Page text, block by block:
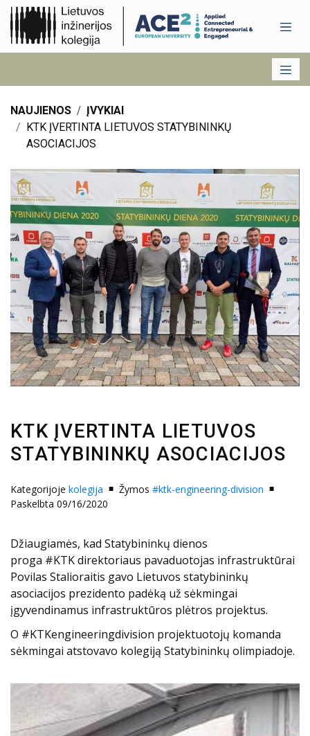
NAUJIENOS
ĮVYKIAI
KTK ĮVERTINTA LIETUVOS STATYBININKŲ
ASOCIACIJOS
KTK ĮVERTINTA LIETUVOS
STATYBININKŲ ASOCIACIJOS
Kategorijoje kolegija Žymos #ktk-engineering-division
Paskelbta 09/16/2020
Džiaugiamės, kad Statybininkų dienos
proga #KTK direktoriaus pavaduotojas infrastruktūrai
Povilas Stalioraitis gavo Lietuvos statybininkų
asociacijos prezidento padėką už sėkmingai
įgyvendinamus infrastruktūros plėtros projektus.
O #KTKengineeringdivision projektuotojų komanda
sėkmingai atstovavo kolegiją Statybininkų olimpiadoje.